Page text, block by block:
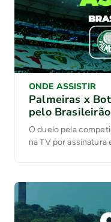
ONDE ASSISTIR
Palmeiras x
pelo Brasileirão
O duelo pela
na TV por